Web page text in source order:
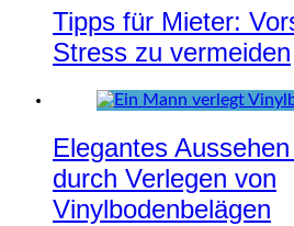
Tipps für Mieter:
Stress zu vermeiden
Elegantes
durch Verlegen von
Vinylbodenbelägen